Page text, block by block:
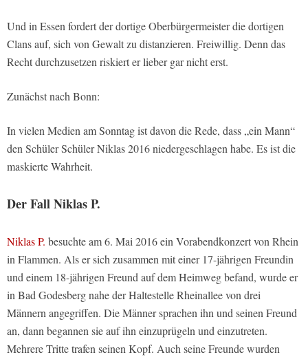
Und in Essen fordert der dortige Oberbürgermeister die dortigen
Clans auf, sich von Gewalt zu distanzieren. Freiwillig. Denn das
Recht durchzusetzen riskiert er lieber gar nicht erst.
Zunächst nach Bonn:
In vielen Medien am Sonntag ist davon die Rede, dass „ein Mann“
den Schüler Schüler Niklas 2016 niedergeschlagen habe. Es ist die
maskierte Wahrheit.
Der Fall Niklas P.
Niklas P. besuchte am 6. Mai 2016 ein Vorabendkonzert von Rhein
in Flammen. Als er sich zusammen mit einer 17-jährigen Freundin
und einem 18-jährigen Freund auf dem Heimweg befand, wurde er
in Bad Godesberg nahe der Haltestelle Rheinallee von drei
Männern angegriffen. Die Männer sprachen ihn und seinen Freund
an, dann begannen sie auf ihn einzuprügeln und einzutreten.
Mehrere Tritte trafen seinen Kopf. Auch seine Freunde wurden